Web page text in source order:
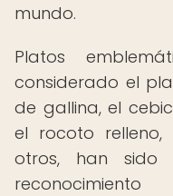
mundo.
Platos
considerado el
de gallina, el
el rocoto
otros, han